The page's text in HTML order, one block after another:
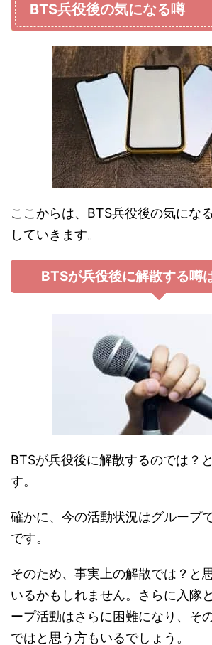
BTS兵役後の気になる噂
ここからは、BTS兵役後の気にな
していきます。
BTSが兵役後に解散する噂
BTSが兵役後に解散するのでは？
す。
確かに、今の活動状況はグループ
です。
そのため、事実上の解散では？と
いるかもしれません。さらに入隊
ープ活動はさらに困難になり、そ
ではと思う方もいるでしょう。